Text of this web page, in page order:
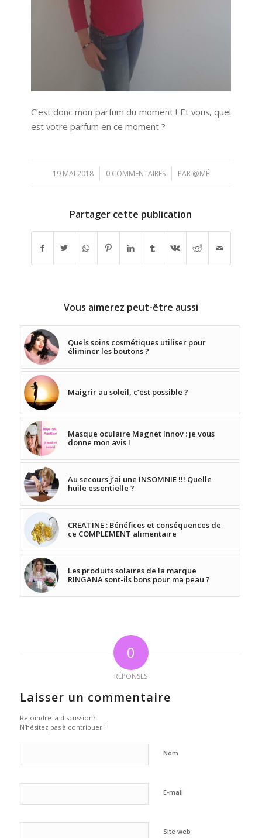
C’est donc mon parfum du moment ! Et vous, quel
est votre parfum en ce moment ?
19 MAI 2018
/ 0 COMMENTAIRES
/ PAR @MÉ
Partager cette publication
Vous aimerez peut-être aussi
Quels soins cosmétiques utiliser pour
éliminer les boutons ?
Maigrir au soleil, c’est possible ?
Masque oculaire Magnet Innov : je vous
donne mon avis !
Au secours j’ai une INSOMNIE !!! Quelle
huile essentielle ?
CREATINE : Bénéfices et conséquences de
ce COMPLEMENT alimentaire
Les produits solaires de la marque
RINGANA sont-ils bons pour ma peau ?
0
RÉPONSES
Laisser un commentaire
Rejoindre la discussion?
N’hésitez pas à contribuer !
Nom
E-mail
Site web